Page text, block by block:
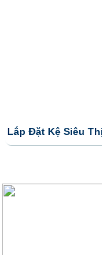
Lắp Đặt Kệ Siêu